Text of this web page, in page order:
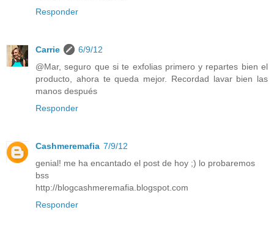
Responder
Carrie
6/9/12
@Mar, seguro que si te exfolias primero y repartes bien el
producto, ahora te queda mejor. Recordad lavar bien las
manos después
Responder
Cashmeremafia 7/9/12
genial! me ha encantado el post de hoy ;) lo probaremos
bss
http://blogcashmeremafia.blogspot.com
Responder